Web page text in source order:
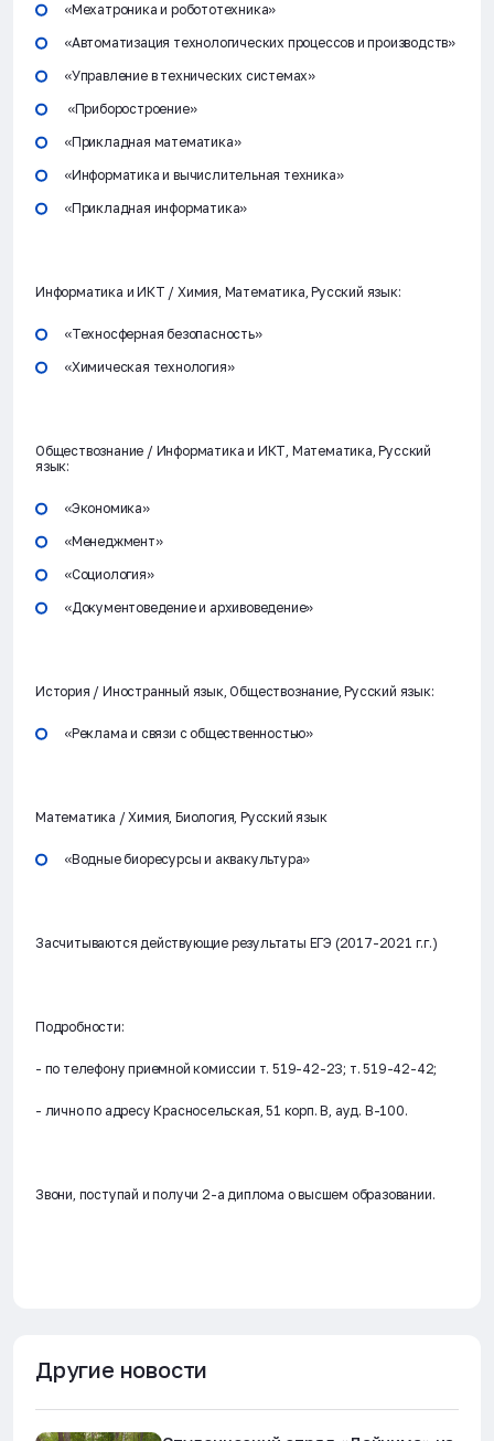
«Мехатроника и робототехника»
«Автоматизация технологических процессов и производств»
«Управление в технических системах»
«Приборостроение»
«Прикладная математика»
«Информатика и вычислительная техника»
«Прикладная информатика»
Информатика и ИКТ / Химия, Математика, Русский язык:
«Техносферная безопасность»
«Химическая технология»
Обществознание / Информатика и ИКТ, Математика, Русский
язык:
«Экономика»
«Менеджмент»
«Социология»
«Документоведение и архивоведение»
История / Иностранный язык, Обществознание, Русский язык:
«Реклама и связи с общественностью»
Математика / Химия, Биология, Русский язык
«Водные биоресурсы и аквакультура»
Засчитываются действующие результаты ЕГЭ (2017-2021 г.г.)
Подробности:
- по телефону приемной комиссии т. 519-42-23; т. 519-42-42;
- лично по адресу Красносельская, 51 корп. В, ауд. В-100.
Звони, поступай и получи 2-а диплома о высшем образовании.
Другие новости